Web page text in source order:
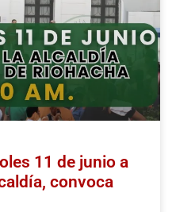
11 de junio a
convoca